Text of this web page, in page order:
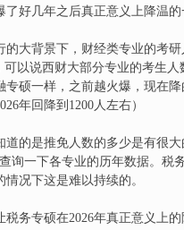
好几年之后真正意义上降温的
大背景下，财经类专业的考
以说西财大部分专业的考生人
硕一样，之前越火爆，现在
年回降到1200人左右）
的是推免人数的多少是有很
询一下各专业的历年数据。税
况下这是难以持续的。
务专硕在2026年真正意义上